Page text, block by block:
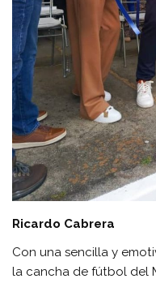
Ricardo Cabrera
Con una sencilla y
la cancha de fútbol del